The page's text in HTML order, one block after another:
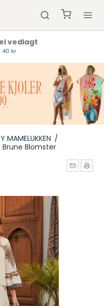
vedlagt
40 kr
MAMELUKKEN /
Blomster